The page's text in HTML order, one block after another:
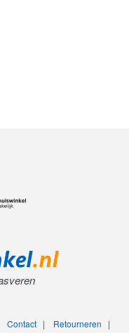
Contact| Retourneren |